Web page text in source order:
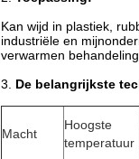
Kan wijd in plastiek,
industriële en
verwarmen behandeling
3. De belangrijkste
Macht
Hoogste
temperatuur